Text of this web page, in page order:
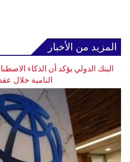
المزيد من الأخبار
البنك الدولي يؤكد أن الذكاء
النامية خلال